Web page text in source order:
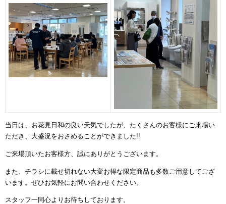
当日は、お花見日和の良い天気でしたが、たくさんのお客様にご来場い
ただき、大盛況をおさめることができました!!
ご来場頂いたお客様方、誠にありがとうございます。
また、チラシに載せ切れない大変お得な限定商品も多数ご用意してござ
います。ぜひお気軽にお問い合わせください。
スタッフ一同心よりお待ちしております。